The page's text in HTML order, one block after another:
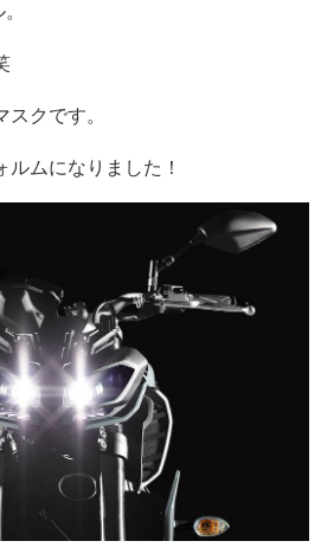
スクです。
ムになりました！